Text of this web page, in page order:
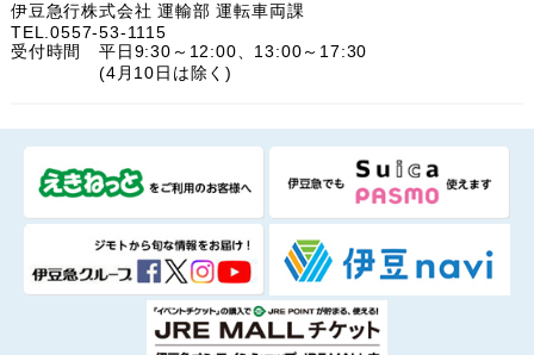
伊豆急行株式会社 運輸部 運転車両課
TEL.0557-53-1115
受付時間 平日9:30～12:00、13:00～17:30
(4月10日は除く)